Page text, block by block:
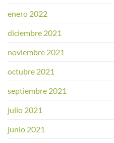
enero 2022
diciembre 2021
noviembre 2021
octubre 2021
septiembre 2021
julio 2021
junio 2021